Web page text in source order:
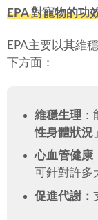
EPA 對寵物的功
EPA主要以其維
下方面：
維穩生理
性身體狀況
心血管健康
可針對許多
促進代謝：